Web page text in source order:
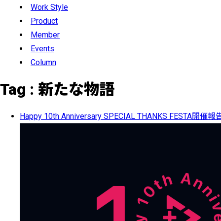
Work Style
Product
Member
Events
Column
Tag : 新たな物語
Happy 10th Anniversary SPECIAL THANKS FESTA開催報